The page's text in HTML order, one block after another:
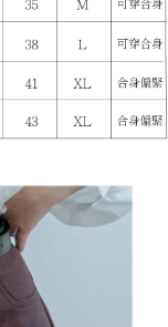
同意方可使用
本公司將視審查結果
現惡意使用之情形，
並採取法律行動。